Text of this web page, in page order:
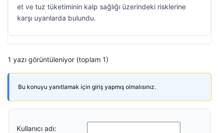
et ve tuz tüketiminin kalp sağlığı üzerindeki risklerine
karşı uyarılarda bulundu.
1 yazı görüntüleniyor (toplam 1)
Bu konuyu yanıtlamak için giriş yapmış olmalısınız.
Kullanıcı adı: